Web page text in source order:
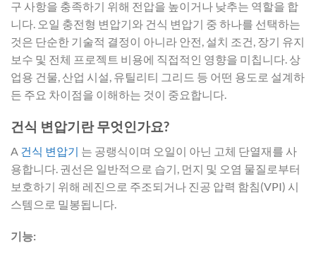
구 사항을 충족하기 위해 전압을 높이거나 낮추는 역할을 합
니다. 오일 충전형 변압기와 건식 변압기 중 하나를 선택하는
것은 단순한 기술적 결정이 아니라 안전, 설치 조건, 장기 유지
보수 및 전체 프로젝트 비용에 직접적인 영향을 미칩니다. 상
업용 건물, 산업 시설, 유틸리티 그리드 등 어떤 용도로 설계하
든 주요 차이점을 이해하는 것이 중요합니다.
건식 변압기란 무엇인가요?
A 건식 변압기 는 공랭식이며 오일이 아닌 고체 단열재를 사
용합니다. 권선은 일반적으로 습기, 먼지 및 오염 물질로부터
보호하기 위해 레진으로 주조되거나 진공 압력 함침(VPI) 시
스템으로 밀봉됩니다.
기능: